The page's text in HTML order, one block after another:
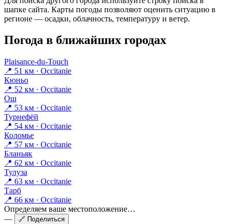
шапке сайта. Карты погоды позволяют оценить ситуацию в
регионе — осадки, облачность, температуру и ветер.
Погода в ближайших городах
Plaisance-du-Touch
📍 51 км · Occitanie
Кюньо
📍 52 км · Occitanie
Ош
📍 53 км · Occitanie
Турнефёй
📍 54 км · Occitanie
Коломье
📍 57 км · Occitanie
Бланьяк
📍 62 км · Occitanie
Тулуза
📍 63 км · Occitanie
Тарб
📍 66 км · Occitanie
Определяем ваше местоположение…
—
🔗 Поделиться